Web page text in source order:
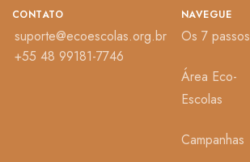
NAVEGUE
Os 7 passos
Área Eco-
Escolas
Campanhas
CONTATO
suporte@ecoescolas.org.br
+55 48 99181-7746